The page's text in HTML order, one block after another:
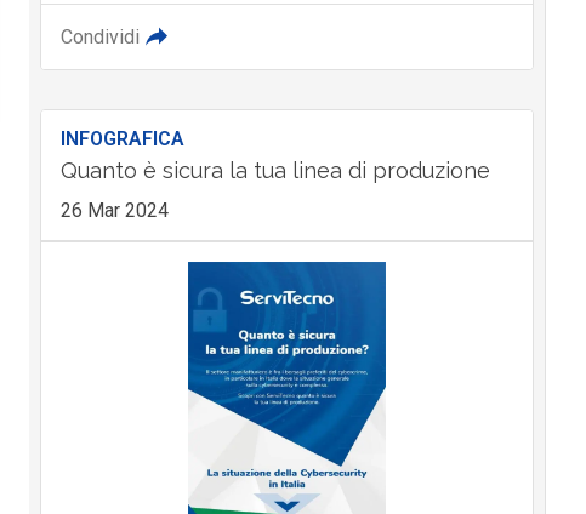
Condividi
INFOGRAFICA
Quanto è sicura la tua linea di produzione
26 Mar 2024